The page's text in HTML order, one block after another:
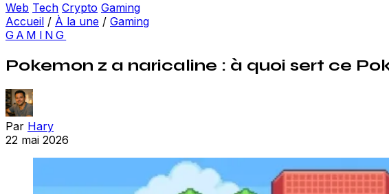
Web Tech Crypto Gaming
Accueil / À la une / Gaming
GAMING
Pokemon z a naricaline : à quoi sert ce
Par Hary
22 mai 2026